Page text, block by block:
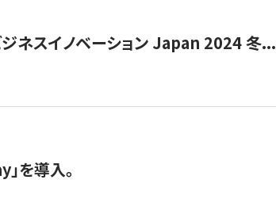
ジネスイノベーション Japan 2024 冬...
を導入。